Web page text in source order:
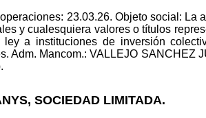
23.03.26. Objeto social:
y cualesquiera valores o títulos
a instituciones de inversión
Adm. Mancom.: VALLEJO
SOCIEDAD LIMITADA.